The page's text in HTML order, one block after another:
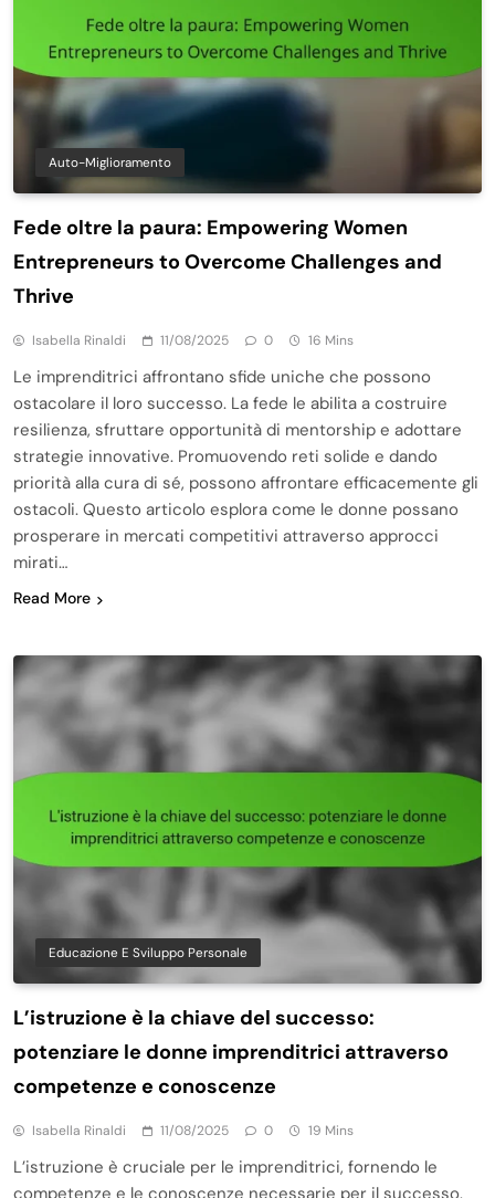
Auto-Miglioramento
Fede oltre la paura: Empowering Women
Entrepreneurs to Overcome Challenges and
Thrive
Isabella Rinaldi 11/08/2025 0 16 Mins
Le imprenditrici affrontano sfide uniche che possono
ostacolare il loro successo. La fede le abilita a costruire
resilienza, sfruttare opportunità di mentorship e adottare
strategie innovative. Promuovendo reti solide e dando
priorità alla cura di sé, possono affrontare efficacemente gli
ostacoli. Questo articolo esplora come le donne possano
prosperare in mercati competitivi attraverso approcci
mirati…
Read More
Educazione E Sviluppo Personale
L’istruzione è la chiave del successo:
potenziare le donne imprenditrici attraverso
competenze e conoscenze
Isabella Rinaldi 11/08/2025 0 19 Mins
L’istruzione è cruciale per le imprenditrici, fornendo le
competenze e le conoscenze necessarie per il successo.